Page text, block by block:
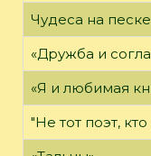
Чудеса на песке
«Дружба и
«Я и любимая
"Не тот поэт,